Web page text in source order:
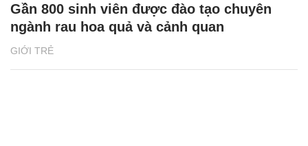
GIỚI TRẺ
Gần 800 sinh viên được đào tạo chuyên
ngành rau hoa quả và cảnh quan